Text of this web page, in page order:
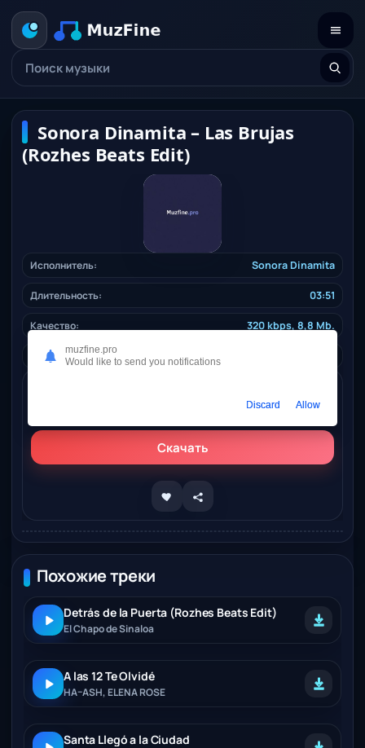
Sonora Dinamita – Las Brujas
(Rozhes Beats Edit)
Исполнитель: Sonora Dinamita
Длительность: 03:51
Качество: 320 kbps, 8,8 Mb.
Дата релиза:
Sonora Dinamita – Las Brujas (Rozhes Beats Edit)
Скачать
Похожие треки
Detrás de la Puerta (Rozhes Beats Edit)
El Chapo de Sinaloa
A las 12 Te Olvidé
HA–ASH, ELENA ROSE
Santa Llegó a la Ciudad
muzfine.pro
Would like to send you notifications
Discard Allow